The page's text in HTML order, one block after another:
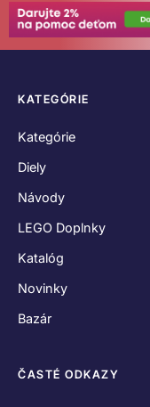
KATEGÓRIE
Kategórie
Diely
Návody
LEGO Doplnky
Katalóg
Novinky
Bazár
ČASTÉ ODKAZY